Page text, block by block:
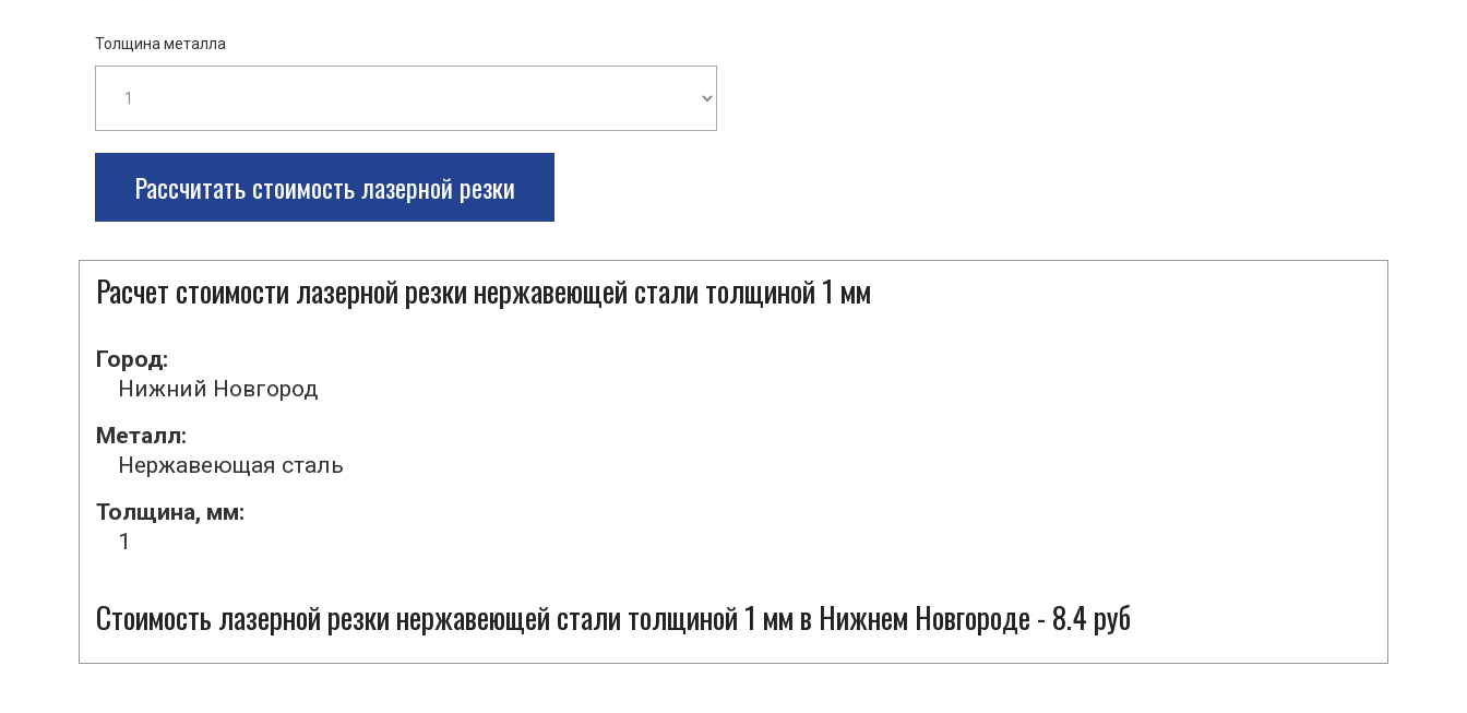
Толщина металла
Рассчитать стоимость лазерной резки
Расчет стоимости лазерной резки нержавеющей стали толщиной 1 мм
Город:
Нижний Новгород
Металл:
Нержавеющая сталь
Толщина, мм:
1
Стоимость лазерной резки нержавеющей стали толщиной 1 мм в Нижнем Новгороде - 8.4 руб